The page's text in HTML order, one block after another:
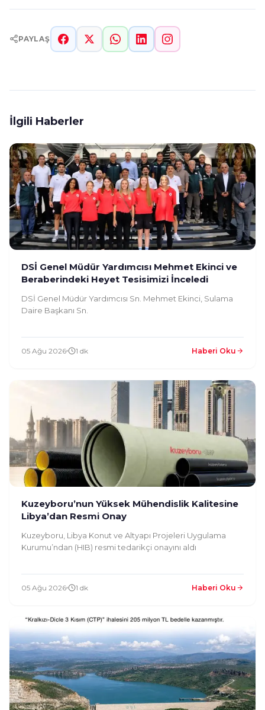
PAYLAŞ
İlgili Haberler
DSİ Genel Müdür Yardımcısı Mehmet Ekinci ve
Beraberindeki Heyet Tesisimizi İnceledi
DSİ Genel Müdür Yardımcısı Sn. Mehmet Ekinci, Sulama
Daire Başkanı Sn.
05 Ağu 2026 1 dk Haberi Oku
Kuzeyboru’nun Yüksek Mühendislik Kalitesine
Libya’dan Resmi Onay
Kuzeyboru, Libya Konut ve Altyapı Projeleri Uygulama
Kurumu’ndan (HIB) resmi tedarikçi onayını aldı
05 Ağu 2026 1 dk Haberi Oku